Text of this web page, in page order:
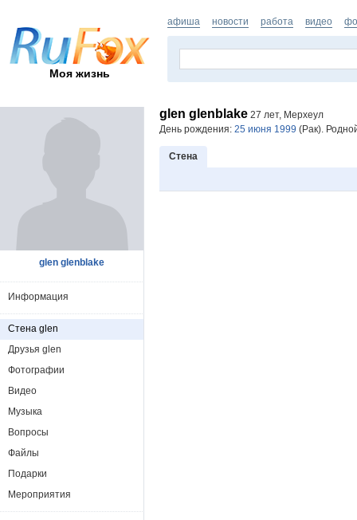
Моя жизнь
афиша новости работа видео
glen glenblake 27 лет, Мерхеул
День рождения: 25 июня 1999 (Рак).
Стена
glen glenblake
Информация
Стена glen
Друзья glen
Фотографии
Видео
Музыка
Вопросы
Файлы
Подарки
Мероприятия